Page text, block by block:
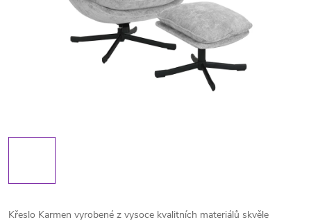
Křeslo Karmen vyrobené z vysoce kvalitních materiálů skvěle